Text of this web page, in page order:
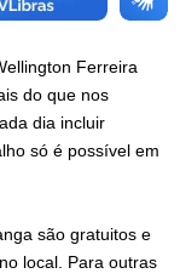
Ferreira
do que nos
dia incluir
só é possível em
são gratuitos e
local. Para outras